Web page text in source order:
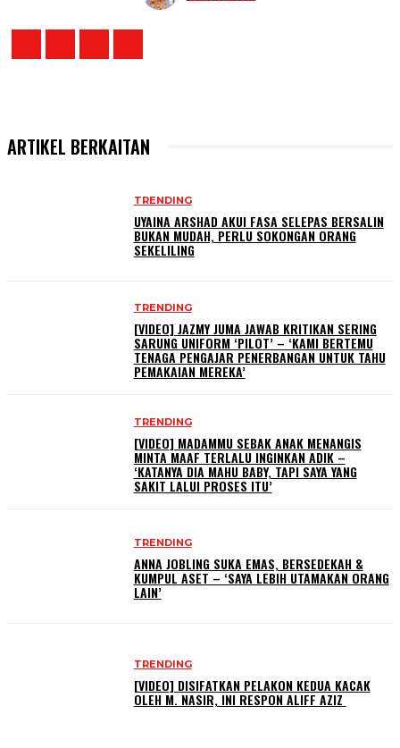
ARTIKEL BERKAITAN
TRENDING
UYAINA ARSHAD AKUI FASA SELEPAS BERSALIN
BUKAN MUDAH, PERLU SOKONGAN ORANG
SEKELILING
TRENDING
[VIDEO] JAZMY JUMA JAWAB KRITIKAN SERING
SARUNG UNIFORM ‘PILOT’ – ‘KAMI BERTEMU
TENAGA PENGAJAR PENERBANGAN UNTUK TAHU
PEMAKAIAN MEREKA’
TRENDING
[VIDEO] MADAMMU SEBAK ANAK MENANGIS
MINTA MAAF TERLALU INGINKAN ADIK –
‘KATANYA DIA MAHU BABY, TAPI SAYA YANG
SAKIT LALUI PROSES ITU’
TRENDING
ANNA JOBLING SUKA EMAS, BERSEDEKAH &
KUMPUL ASET – ‘SAYA LEBIH UTAMAKAN ORANG
LAIN’
TRENDING
[VIDEO] DISIFATKAN PELAKON KEDUA KACAK
OLEH M. NASIR, INI RESPON ALIFF AZIZ